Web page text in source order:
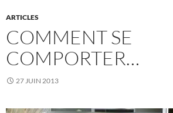
ARTICLES
COMMENT SE
COMPORTER…
27 JUIN 2013